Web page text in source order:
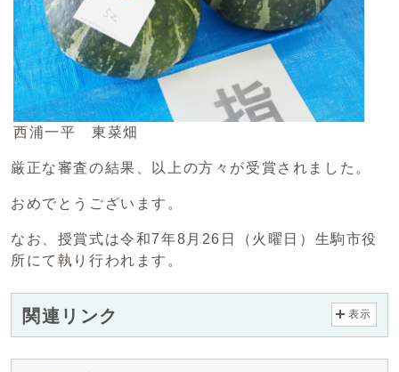
西浦一平 東菜畑
厳正な審査の結果、以上の方々が受賞されました。
おめでとうございます。
なお、授賞式は令和7年8月26日（火曜日）生駒市役
所にて執り行われます。
関連リンク 表示